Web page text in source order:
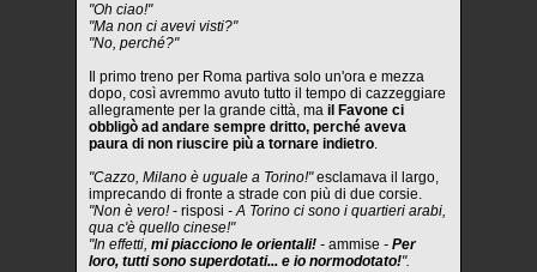
"Oh ciao!"
"Ma non ci avevi visti?"
"No, perché?"
Il primo treno per Roma partiva solo un'ora e mezza
dopo, così avremmo avuto tutto il tempo di cazzeggiare
allegramente per la grande città, ma il Favone ci
obbligò ad andare sempre dritto, perché aveva
paura di non riuscire più a tornare indietro.
"Cazzo, Milano è uguale a Torino!"esclamava il largo,
imprecando di fronte a strade con più di due corsie.
"Non è vero!- risposi - A Torino ci sono i quartieri arabi,
qua c'è quello cinese!"
"In effetti, mi piacciono le orientali! - ammise - Per
loro, tutti sono superdotati... e io normodotato!".